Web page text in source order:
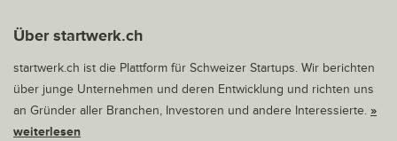
Über startwerk.ch
startwerk.ch ist die Plattform für Schweizer Startups. Wir berichten
über junge Unternehmen und deren Entwicklung und richten uns
an Gründer aller Branchen, Investoren und andere Interessierte. »
weiterlesen